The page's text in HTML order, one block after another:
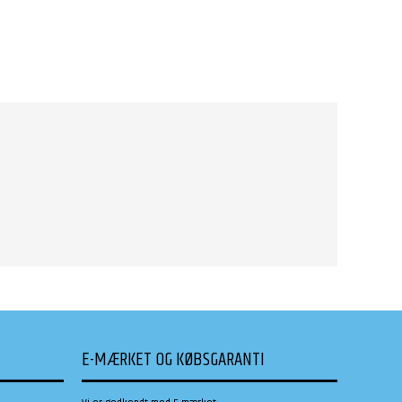
E-MÆRKET OG KØBSGARANTI